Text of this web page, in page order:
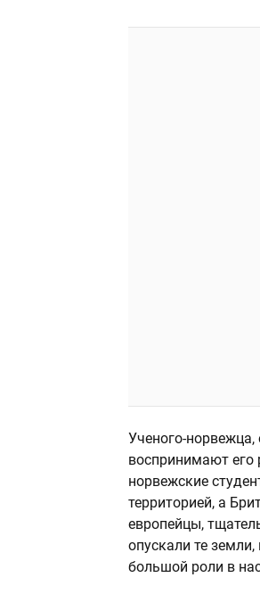
Ученого-норвежца,
воспринимают его
норвежские
территорией, а
европейцы,
опускали те
большой роли в